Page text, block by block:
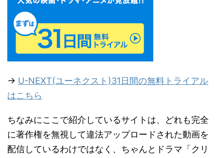
→ U-NEXT(ユーネクスト)31日間の無料トライアル
はこちら
ちなみにここで紹介しているサイトは、どれも完全
に著作権を無視して違法アップロードされた動画を
配信しているわけではなく、ちゃんとドラマ「クリ